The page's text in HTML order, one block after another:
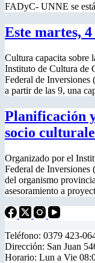
FADyC- UNNE se
Este martes, 4
Cultura capacita sobre
Instituto de Cultura de
Federal de Inversiones
a partir de las 9, una
Planificación
socio
Organizado por el
Federal de Inversiones
del organismo
asesoramiento a
Teléfono: 0379 423-
Dirección: San Juan
Horario: Lun a Vie